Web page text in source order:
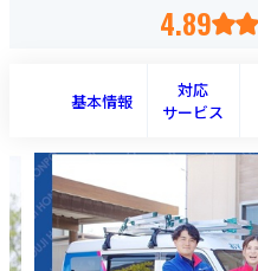
4.89
基本情報
対応
サービス